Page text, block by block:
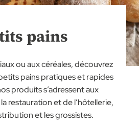
pains
ou aux céréales, découvrez
pains pratiques et rapides
produits s’adressent aux
restauration et de l’hôtellerie,
et les grossistes.